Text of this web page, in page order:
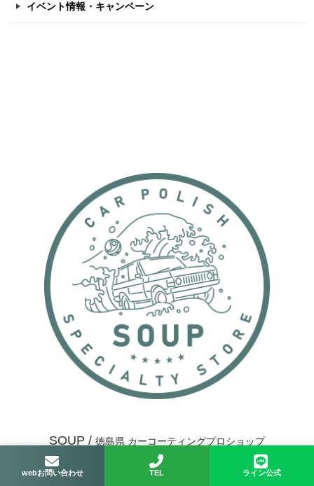
イベント情報・キャンペーン
webお問い合わせ TEL ライン公式
SOUP / 徳島県 カーコーティングプロショップ
株式会社みかも